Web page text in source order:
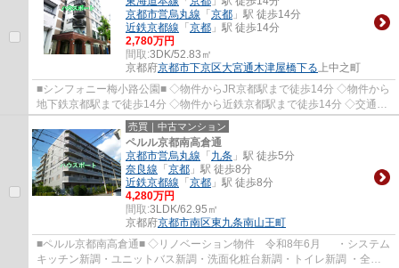
京都市営烏丸線 「京都 」駅 徒歩14分
近鉄京都線 「京都 」駅 徒歩14分
2,780万円
間取:3DK/52.83㎡
京都府京都市下京区大宮通木津屋橋下る 上中之町
■シンフォニー梅小路公園■ ◇物件からJR京都駅まで徒歩14分 ◇物件から
地下鉄京都駅まで徒歩14分 ◇物件から近鉄京都駅まで徒歩14分 ◇交通便
利な3ＷＡＹアクセス可能
売買｜中古マンション
ペルル京都南高倉通
京都市営烏丸線 「九条 」駅 徒歩5分
奈良線 「京都 」駅 徒歩8分
近鉄京都線 「京都 」駅 徒歩8分
4,280万円
間取:3LDK/62.95㎡
京都府京都市南区東九条南山王町
■ペルル京都南高倉通■ ◇リノベーション物件 令和8年6月 ・システム
キッチン新調・ユニットバス新調・洗面化粧台新調・トイレ新調 ・全室